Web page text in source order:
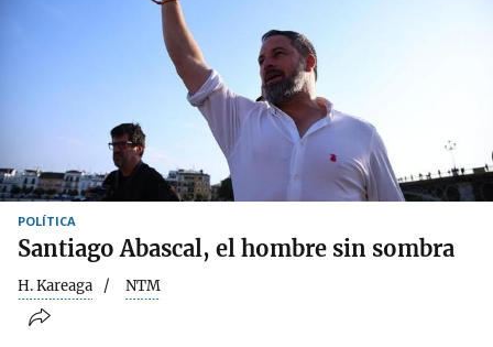
POLÍTICA
Santiago Abascal, el hombre sin sombra
H. Kareaga NTM